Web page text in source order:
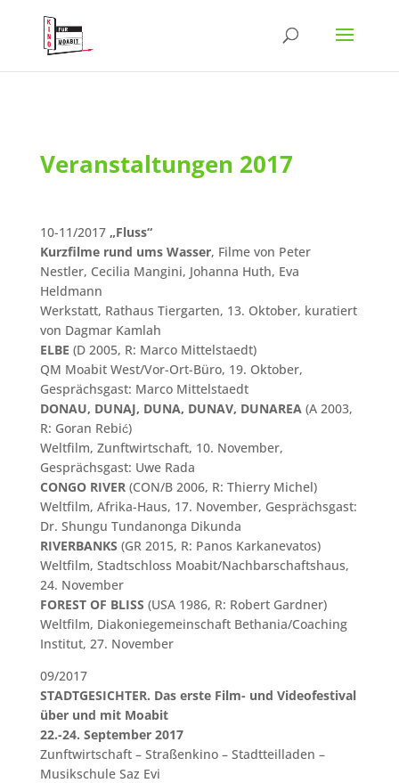
Veranstaltungen 2017
10-11/2017 „Fluss“
Kurzfilme rund ums Wasser, Filme von Peter
Nestler, Cecilia Mangini, Johanna Huth, Eva
Heldmann
Werkstatt, Rathaus Tiergarten, 13. Oktober, kuratiert
von Dagmar Kamlah
ELBE (D 2005, R: Marco Mittelstaedt)
QM Moabit West/Vor-Ort-Büro, 19. Oktober,
Gesprächsgast: Marco Mittelstaedt
DONAU, DUNAJ, DUNA, DUNAV, DUNAREA(A 2003,
R: Goran Rebić)
Weltfilm, Zunftwirtschaft, 10. November,
Gesprächsgast: Uwe Rada
CONGO RIVER(CON/B 2006, R: Thierry Michel)
Weltfilm, Afrika-Haus, 17. November, Gesprächsgast:
Dr. Shungu Tundanonga Dikunda
RIVERBANKS (GR 2015, R: Panos Karkanevatos)
Weltfilm, Stadtschloss Moabit/Nachbarschaftshaus,
24. November
FOREST OF BLISS (USA 1986, R: Robert Gardner)
Weltfilm, Diakoniegemeinschaft Bethania/Coaching
Institut, 27. November
09/2017
STADTGESICHTER. Das erste Film- und Videofestival
über und mit Moabit
22.-24. September 2017
Zunftwirtschaft – Straßenkino – Stadtteilladen –
Musikschule Saz Evi